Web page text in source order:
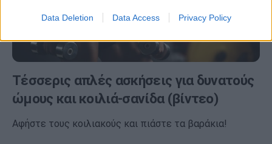
Data Deletion Data Access Privacy Policy
Τέσσερις απλές ασκήσεις για δυνατούς
ώμους και κοιλιά-σανίδα (βίντεο)
Αφήστε τους κοιλιακούς και πιάστε τα βαράκια!